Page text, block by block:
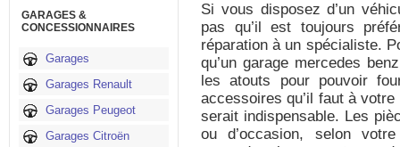
GARAGES &
CONCESSIONNAIRES
Garages
Garages Renault
Garages Peugeot
Garages Citroën
Si vous disposez d’un
pas qu’il est toujours
réparation à un spécialiste.
qu’un garage mercedes
les atouts pour pouvoir
accessoires qu’il faut à
serait indispensable. Les
ou d’occasion, selon